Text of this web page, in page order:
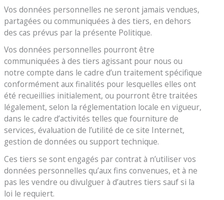
Vos données personnelles ne seront jamais vendues,
partagées ou communiquées à des tiers, en dehors
des cas prévus par la présente Politique.
Vos données personnelles pourront être
communiquées à des tiers agissant pour nous ou
notre compte dans le cadre d’un traitement spécifique
conformément aux finalités pour lesquelles elles ont
été recueillies initialement, ou pourront être traitées
légalement, selon la réglementation locale en vigueur,
dans le cadre d’activités telles que fourniture de
services, évaluation de l’utilité de ce site Internet,
gestion de données ou support technique.
Ces tiers se sont engagés par contrat à n’utiliser vos
données personnelles qu’aux fins convenues, et à ne
pas les vendre ou divulguer à d’autres tiers sauf si la
loi le requiert.